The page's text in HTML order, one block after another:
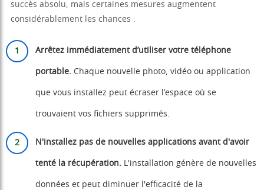
succès absolu, mais certaines mesures augmentent
considérablement les chances :
Arrêtez immédiatement d’utiliser votre téléphone
portable. Chaque nouvelle photo, vidéo ou application
que vous installez peut écraser l’espace où se
trouvaient vos fichiers supprimés.
N'installez pas de nouvelles applications avant d'avoir
tenté la récupération. L'installation génère de nouvelles
données et peut diminuer l'efficacité de la